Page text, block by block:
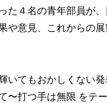
た４名の青年部員が
や意見、これからの展
いてもおかしくない
〜打つ手は無限 をテ